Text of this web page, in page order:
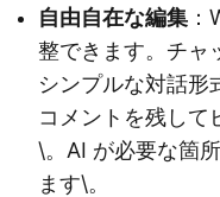
自由自在な編集
整できます。チャ
シンプルな対話形
コメントを残して
\。AI が必要な箇
ます\。